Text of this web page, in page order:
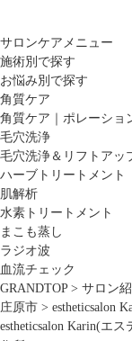
サロンケアメニュー
施術別で探す
お悩み別で探す
角質ケア
角質ケア｜ポレーショ
毛穴洗浄
毛穴洗浄＆リフトアッ
ハーブトリートメント
肌解析
水素トリートメント
まこも蒸し
ラジオ波
血流チェック
GRANDTOP > サロン
庄原市 > estheticsalon
estheticsalon Karin(エ